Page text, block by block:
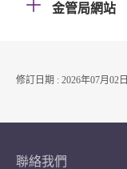
金管局網站
修訂日期 : 2026年07月02日
聯絡我們